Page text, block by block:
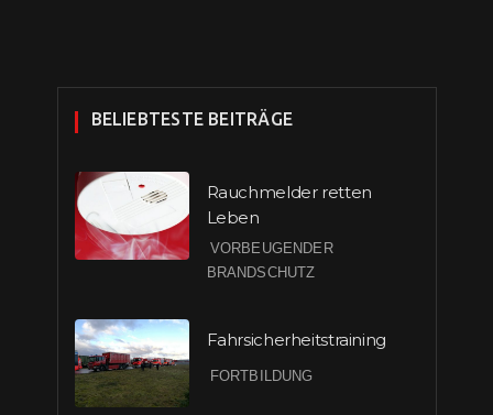
BELIEBTESTE BEITRÄGE
Rauchmelder retten
Leben
VORBEUGENDER
BRANDSCHUTZ
Fahrsicherheitstraining
FORTBILDUNG